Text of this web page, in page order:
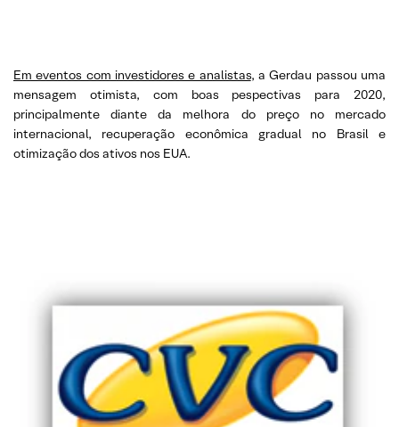
Em eventos com investidores e analistas, a Gerdau passou uma
mensagem otimista, com boas pespectivas para 2020,
principalmente diante da melhora do preço no mercado
internacional, recuperação econômica gradual no Brasil e
otimização dos ativos nos EUA.